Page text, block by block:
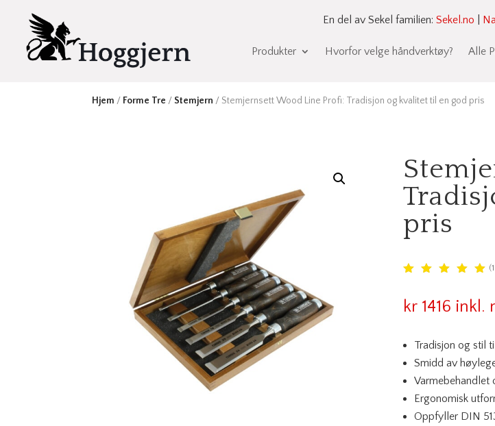
En del av Sekel familien: Sekel.no
Produkter Hvorfor velge håndverktøy? Alle
Hjem / Forme Tre / Stemjern / Stemjernsett Wood Line Profi: Tradisjon og kvalitet til en god pris
pris
5
basert
urderin
(1
kr 1416 inkl.
Tradisjon og stil
Smidd av
Varmebehandlet
Ergonomisk
Oppfyller DIN